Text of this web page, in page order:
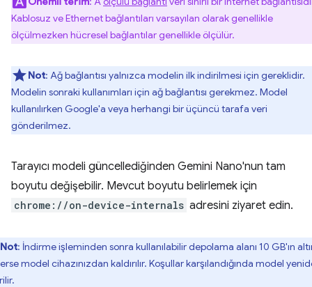
Kablosuz ve Ethernet bağlantıları varsayılan olarak genellikle
ölçülmezken hücresel bağlantılar genellikle ölçülür.
Not: Ağ bağlantısı yalnızca modelin ilk indirilmesi için gereklidir.
Modelin sonraki kullanımları için ağ bağlantısı gerekmez. Model
kullanılırken Google'a veya herhangi bir üçüncü tarafa veri
gönderilmez.
Tarayıcı modeli güncellediğinden Gemini Nano'nun tam
boyutu değişebilir. Mevcut boyutu belirlemek için
chrome://on-device-internals adresini ziyaret edin.
Not: İndirme işleminden sonra kullanılabilir depolama alanı 10 GB'ın
model cihazınızdan kaldırılır. Koşullar karşılandığında model